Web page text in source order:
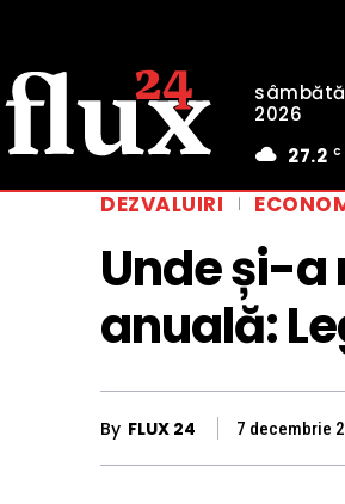
2026
27.2 C
DEZVALUIRI
Unde și-
anuală:
By FLUX 24 7 decembrie